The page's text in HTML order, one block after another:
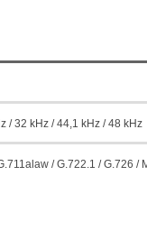
/ 32 kHz / 44,1 kHz / 48 kHz
/ G.722.1 / G.726 /